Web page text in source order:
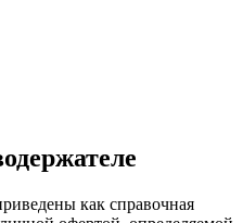
как справочная